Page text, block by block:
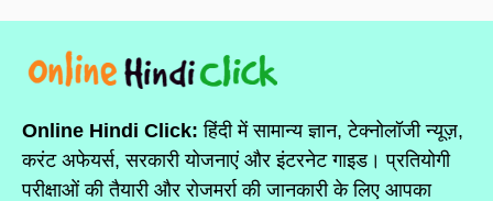
Online Hindi Click: हिंदी में सामान्य ज्ञान, टेक्नोलॉजी न्यूज़,
करंट अफेयर्स, सरकारी योजनाएं और इंटरनेट गाइड। प्रतियोगी
परीक्षाओं की तैयारी और रोजमर्रा की जानकारी के लिए आपका